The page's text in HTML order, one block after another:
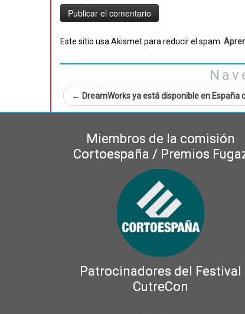
Este sitio usa Akismet para reducir el spam.
← DreamWorks ya está disponible en España
Miembros de la comisión
Cortoespaña / Premios
Patrocinadores del Festival
CutreCon